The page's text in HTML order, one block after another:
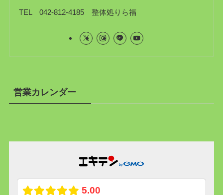
TEL 042-812-4185 整体処りら福
営業カレンダー